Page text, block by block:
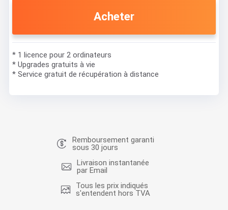
Acheter
* 1 licence pour 2 ordinateurs
* Upgrades gratuits à vie
* Service gratuit de récupération à distance
Remboursement garanti
sous 30 jours
Livraison instantanée
par Email
Tous les prix indiqués
s'entendent hors TVA